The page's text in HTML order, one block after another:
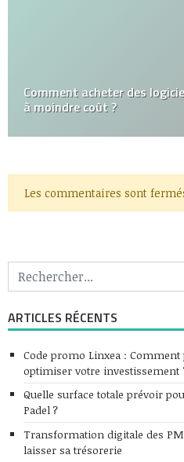
Comment acheter des
à moindre coût ?
Les commentaires sont
ARTICLES RÉCENTS
Code promo Linxea :
optimiser votre investissement
Quelle surface totale prévoir
Padel ?
Transformation digitale des
laisser sa trésorerie